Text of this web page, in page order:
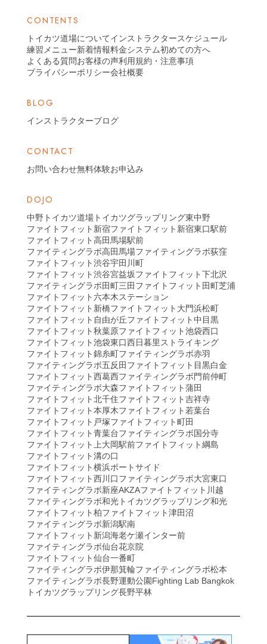
CONTENTS
トイカツ道場についてインストラクタースケジュール
練習メニュー新着情報料金システム初めての方へ
よくある質問お客様の声利用規約・注意事項
プライバシーポリシー会社概要
BLOG
インストラクターブログ
CONTACT
お問い合わせ無料体験お申込み
DOJO
中野トイカツ道場トイカツグラップリング東中野
ファイトフィット新宿ファイトフィット新宿東口駅前
ファイトフィット高田馬場駅前
ファイティングラボ高田馬場ファイティングラボ荻窪
ファイトフィット渋谷宇田川町
ファイトフィット渋谷宮益坂ファイトフィット下北沢
ファイティングラボ田町三田 ファイトフィット田町芝浦
ファイトフィット六本木ステーション
ファイトフィット新橋ファイトフィット大門浜松町
ファイトフィット自由が丘ファイトフィット中目黒
ファイトフィット秋葉原ファイトフィット池袋西口
ファイトフィット池袋東口西日暮里ストライキング
ファイトフィット錦糸町ファイティングラボ赤羽
ファイティングラボ五反田 ファイトフィット目黒白金
ファイトフィット西葛西ファイティングラボ門前仲町
ファイティングラボ大森ファイトフィット蒲田
ファイトフィット北千住ファイトフィット吉祥寺
ファイトフィット本厚木ファイトフィット若葉台
ファイトフィット戸塚ファイトフィット町田
ファイトフィット青葉台ファイティングラボ国分寺
ファイトフィット上大岡駅前ファイトフィット綱島
ファイトフィット溝の口
ファイトフィット横浜ポートサイド
ファイトフィット西川口ファイティングラボ大宮東口
ファイティングラボ新座AKZAファイトフィット川越
ファイティングラボ和光トイカツグラップリング和光
ファイトフィット柏ファイトフィット津田沼
ファイティングラボ新潟駅南
ファイトフィット新潟海老ケ瀬インター前
ファイティングラボ仙台花京院
ファイトフィット仙台一番町
ファイティングラボ伊那箕輪ファイティングラボ松本
ファイティングラボ長野運動公園Fighting Lab Bangkok
トイカツグラップリング長野平林